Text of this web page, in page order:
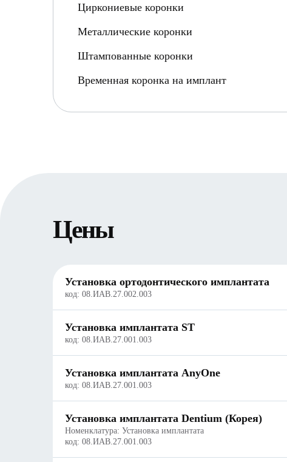
Циркониевые коронки
Металлические коронки
Штампованные коронки
Временная коронка на имплант
Цены
Установка ортодонтического имплантата
код: 08.ИАВ.27.002.003
Установка имплантата ST
код: 08.ИАВ.27.001.003
Установка имплантата AnyOne
код: 08.ИАВ.27.001.003
Установка имплантата Dentium (Корея)
Номенклатура: Установка имплантата
код: 08.ИАВ.27.001.003